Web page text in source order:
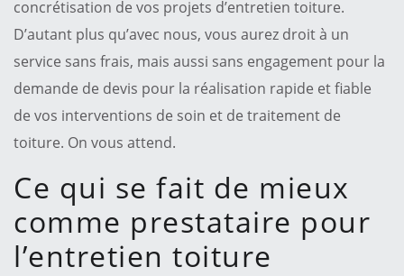
concrétisation de vos projets d’entretien toiture.
D’autant plus qu’avec nous, vous aurez droit à un
service sans frais, mais aussi sans engagement pour la
demande de devis pour la réalisation rapide et fiable
de vos interventions de soin et de traitement de
toiture. On vous attend.
Ce qui se fait de mieux
comme prestataire pour
l’entretien toiture